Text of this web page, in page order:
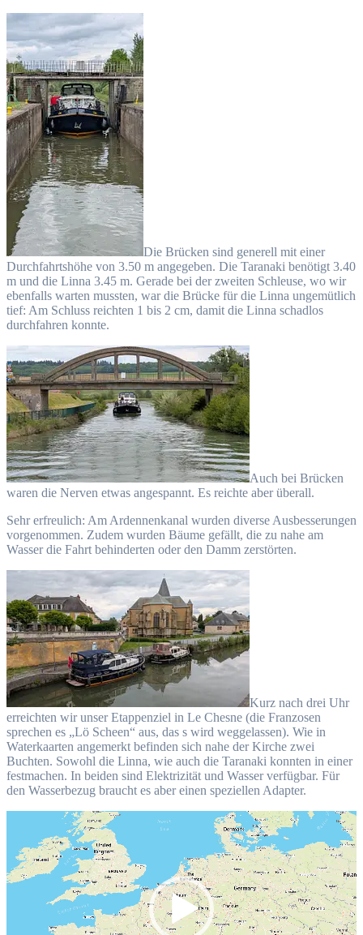
Die Brücken sind generell mit einer
Durchfahrtshöhe von 3.50 m angegeben. Die Taranaki benötigt 3.40
m und die Linna 3.45 m. Gerade bei der zweiten Schleuse, wo wir
ebenfalls warten mussten, war die Brücke für die Linna ungemütlich
tief: Am Schluss reichten 1 bis 2 cm, damit die Linna schadlos
durchfahren konnte.
Auch bei Brücken
waren die Nerven etwas angespannt. Es reichte aber überall.
Sehr erfreulich: Am Ardennenkanal wurden diverse Ausbesserungen
vorgenommen. Zudem wurden Bäume gefällt, die zu nahe am
Wasser die Fahrt behinderten oder den Damm zerstörten.
Kurz nach drei Uhr
erreichten wir unser Etappenziel in Le Chesne (die Franzosen
sprechen es „Lö Scheen“ aus, das s wird weggelassen). Wie in
Waterkaarten angemerkt befinden sich nahe der Kirche zwei
Buchten. Sowohl die Linna, wie auch die Taranaki konnten in einer
festmachen. In beiden sind Elektrizität und Wasser verfügbar. Für
den Wasserbezug braucht es aber einen speziellen Adapter.